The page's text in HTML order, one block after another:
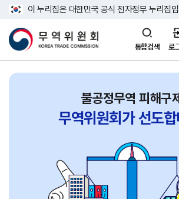
이 누리집은 대한민국 공식 전자정부 누리집
통합검색 로
불공정무역 피해구
무역위원회가선도